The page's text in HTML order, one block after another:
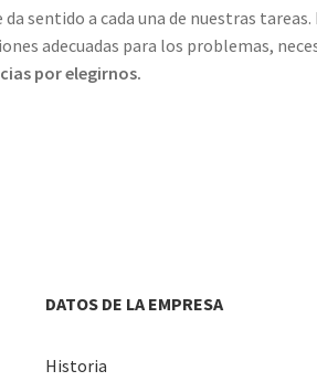
sentido a cada una de nuestras
adecuadas para los problemas,
por elegirnos.
DATOS DE LA EMPRESA
Historia